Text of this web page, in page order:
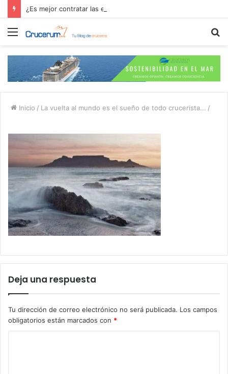
Menú
Inicio / La vuelta al mundo es el sueño de todo crucerista... /
Deja una respuesta
Tu dirección de correo electrónico no será publicada. Los campos
obligatorios están marcados con *